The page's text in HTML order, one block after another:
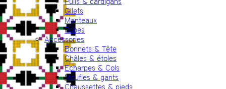
Gilets
Manteaux
Robes
Accessories
Bonnets & Tête
Châles & étoles
Echarpes & Cols
Moufles & gants
Chaussettes & pieds